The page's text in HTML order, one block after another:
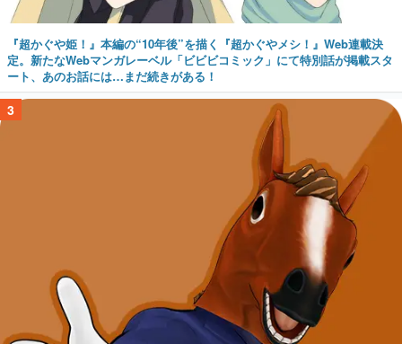
『超かぐや姫！』本編の“10年後”を描く『超かぐやメシ！』Web連載決
定。新たなWebマンガレーベル「ビビビコミック」にて特別話が掲載スタ
ート、あのお話には…まだ続きがある！
3